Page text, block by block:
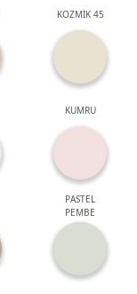
KOZMİK 45
KUMRU
PASTEL
PEMBE